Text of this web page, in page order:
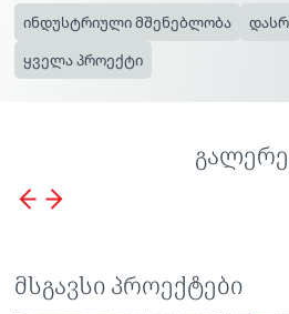
ინდუსტრიული მშენებლობა
ყველა პროექტი
მსგავსი პროექტები